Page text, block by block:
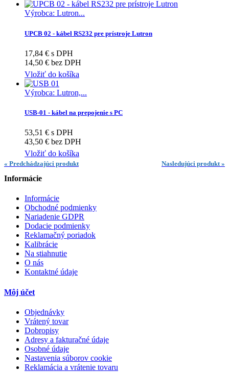
Výrobca: Lutron...
UPCB 02 - kábel RS232 pre prístroje Lutron
17,84 € s DPH
14,50 € bez DPH
Vložiť do košíka
Výrobca: Lutron,...
USB-01 - kábel na prepojenie s PC
53,51 € s DPH
43,50 € bez DPH
Vložiť do košíka
« Predchádzajúci produkt Nasledujúci produkt »
Informácie
Informácie
Obchodné podmienky
Nariadenie GDPR
Dodacie podmienky
Reklamačný poriadok
Kalibrácie
Na stiahnutie
O nás
Kontaktné údaje
Môj účet
Objednávky
Vrátený tovar
Dobropisy
Adresy a fakturačné údaje
Osobné údaje
Nastavenia súborov cookie
Reklamácia a vrátenie tovaru